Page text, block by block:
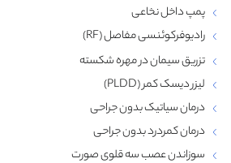
پمپ داخل نخاعی
رادیوفرکوئنسی مفاصل (RF)
تزریق سیمان در مهره شکسته
لیزر دیسک کمر (PLDD)
درمان سیاتیک بدون جراحی
درمان کمردرد بدون جراحی
سوزاندن عصب سه قلوی صورت